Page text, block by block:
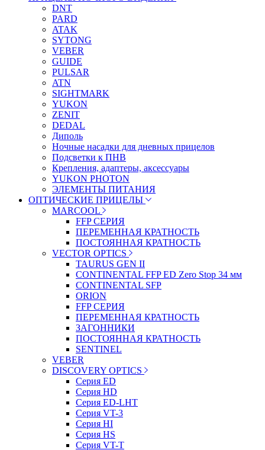
DNT
PARD
ATAK
SYTONG
VEBER
GUIDE
PULSAR
ATN
SIGHTMARK
YUKON
ZENIT
DEDAL
Диполь
Ночные насадки для дневных прицелов
Подсветки к ПНВ
Крепления, адаптеры, аксессуары
YUKON PHOTON
ЭЛЕМЕНТЫ ПИТАНИЯ
ОПТИЧЕСКИЕ ПРИЦЕЛЫ
MARCOOL
FFP СЕРИЯ
ПЕРЕМЕННАЯ КРАТНОСТЬ
ПОСТОЯННАЯ КРАТНОСТЬ
VECTOR OPTICS
TAURUS GEN II
CONTINENTAL FFP ED Zero Stop 34 мм
CONTINENTAL SFP
ORION
FFP СЕРИЯ
ПЕРЕМЕННАЯ КРАТНОСТЬ
ЗАГОННИКИ
ПОСТОЯННАЯ КРАТНОСТЬ
SENTINEL
VEBER
DISCOVERY OPTICS
Серия ED
Серия HD
Серия ED-LHT
Серия VT-3
Серия HI
Серия HS
Серия VT-T